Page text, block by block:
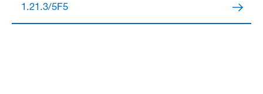
1.21.3/5F5